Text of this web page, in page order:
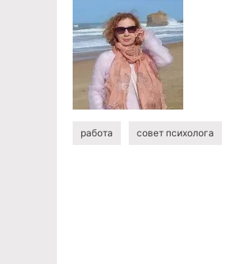
работа совет психолога